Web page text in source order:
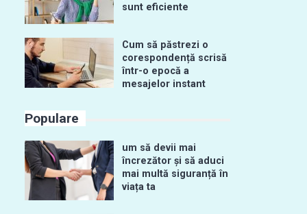
sunt eficiente
Cum să păstrezi o
corespondență scrisă
într-o epocă a
mesajelor instant
Populare
um să devii mai
încrezător și să aduci
mai multă siguranță în
viața ta